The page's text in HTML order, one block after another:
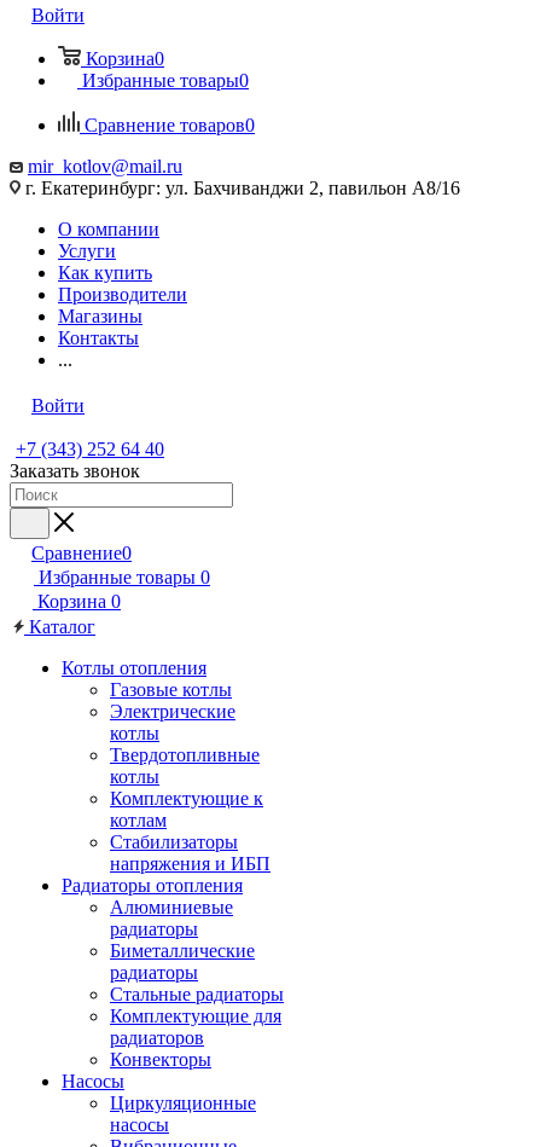
Войти
Корзина0
Избранные товары0
Сравнение товаров0
mir_kotlov@mail.ru
г. Екатеринбург: ул. Бахчиванджи 2, павильон А8/16
О компании
Услуги
Как купить
Производители
Магазины
Контакты
...
Войти
+7 (343) 252 64 40
Заказать звонок
Сравнение0
Избранные товары 0
Корзина 0
Каталог
Котлы отопления
Газовые котлы
Электрические
котлы
Твердотопливные
котлы
Комплектующие к
котлам
Стабилизаторы
напряжения и ИБП
Радиаторы отопления
Алюминиевые
радиаторы
Биметаллические
радиаторы
Стальные радиаторы
Комплектующие для
радиаторов
Конвекторы
Насосы
Циркуляционные
насосы